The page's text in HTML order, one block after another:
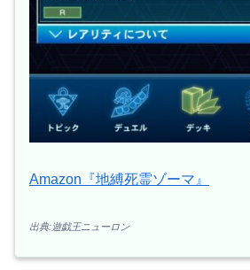
Amazon『地縛死霊ゾーマ』
出典:遊戯王ニューロン